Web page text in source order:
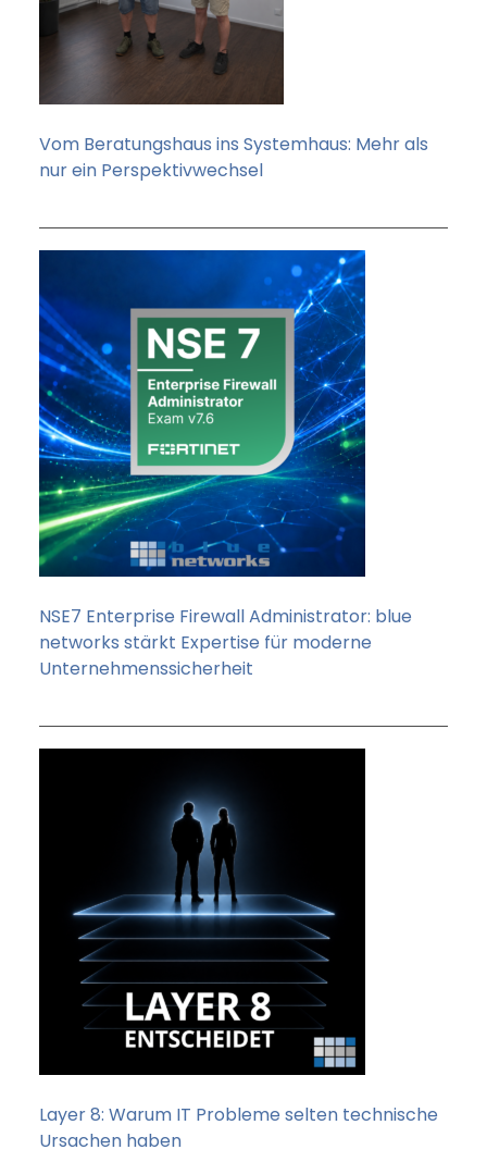
Vom Beratungshaus ins Systemhaus: Mehr als
nur ein Perspektivwechsel
NSE7 Enterprise Firewall Administrator: blue
networks stärkt Expertise für moderne
Unternehmenssicherheit
Layer 8: Warum IT Probleme selten technische
Ursachen haben